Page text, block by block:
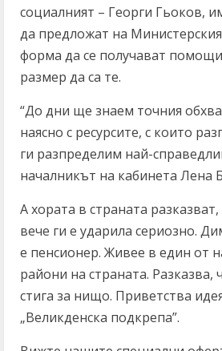
социалният – Георги Гьоков,
да предложат на
форма да се получават
размер да са те.
“До дни ще знаем точния
наясно с ресурсите, с които
ги разпределим най-
началникът на кабинета Лена
А хората в страната
вече ги е ударила сериозно.
е пенсионер. Живее в един от
райони на страната. Разказва,
стига за нищо. Приветства
„Великденска подкрепа”.